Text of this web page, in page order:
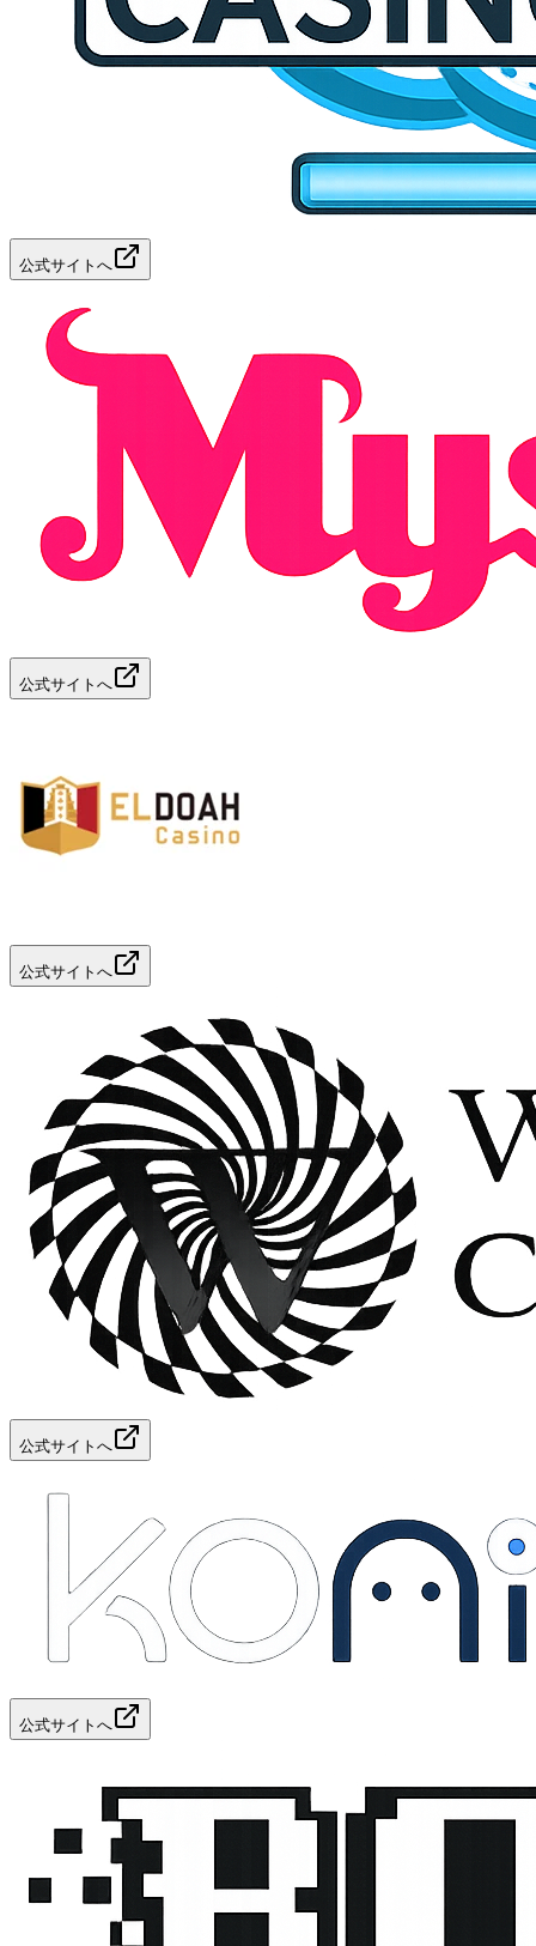
公式サイトへ
公式サイトへ
公式サイトへ
公式サイトへ
公式サイトへ